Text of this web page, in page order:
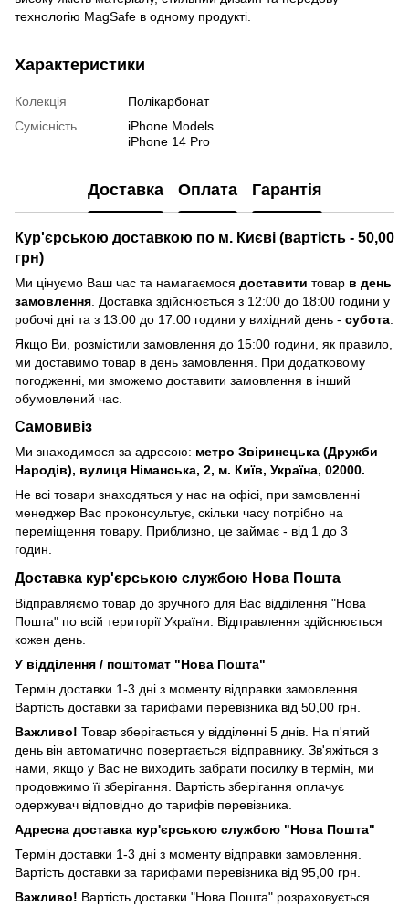
технологію MagSafe в одному продукті.
Характеристики
Колекція
Полікарбонат
Сумісність
iPhone Models
iPhone 14 Pro
Доставка Оплата Гарантія
Кур'єрською доставкою по м. Києві (вартість - 50,00
грн)
Ми цінуємо Ваш час та намагаємося доставити товар в день
замовлення . Доставка здійснюється з 12:00 до 18:00 години у
робочі дні та з 13:00 до 17:00 години у вихідний день - субота
Якщо Ви, розмістили замовлення до 15:00 години, як правило,
ми доставимо товар в день замовлення. При додатковому
погодженні, ми зможемо доставити замовлення в інший
обумовлений час.
Самовивіз
Ми знаходимося за адресою: метро Звіринецька (Дружби
Народів), вулиця Німанська, 2, м. Київ, Україна, 02000.
Не всі товари знаходяться у нас на офісі, при замовленні
менеджер Вас проконсультує, скільки часу потрібно на
переміщення товару. Приблизно, це займає - від 1 до 3
годин.
Доставка кур'єрською службою Нова Пошта
Відправляємо товар до зручного для Вас відділення "Нова
Пошта" по всій території України. Відправлення здійснюється
кожен день.
У відділення / поштомат "Нова Пошта"
Термін доставки 1-3 дні з моменту відправки замовлення.
Вартість доставки за тарифами перевізника від 50,00 грн.
Важливо! Товар зберігається у відділенні 5 днів. На п'ятий
день він автоматично повертається відправнику. Зв'яжіться з
нами, якщо у Вас не виходить забрати посилку в термін, ми
продовжимо її зберігання. Вартість зберігання оплачує
одержувач відповідно до тарифів перевізника.
Адресна доставка кур'єрською службою "Нова Пошта"
Термін доставки 1-3 дні з моменту відправки замовлення.
Вартість доставки за тарифами перевізника від 95,00 грн.
Важливо! Вартість доставки "Нова Пошта" розраховується